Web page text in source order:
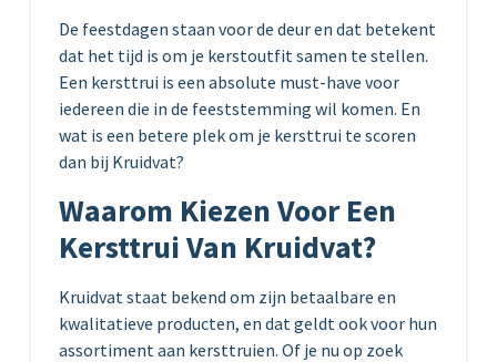
De feestdagen staan voor de deur en dat betekent
dat het tijd is om je kerstoutfit samen te stellen.
Een kersttrui is een absolute must-have voor
iedereen die in de feeststemming wil komen. En
wat is een betere plek om je kersttrui te scoren
dan bij Kruidvat?
Waarom Kiezen Voor Een
Kersttrui Van Kruidvat?
Kruidvat staat bekend om zijn betaalbare en
kwalitatieve producten, en dat geldt ook voor hun
assortiment aan kersttruien. Of je nu op zoek